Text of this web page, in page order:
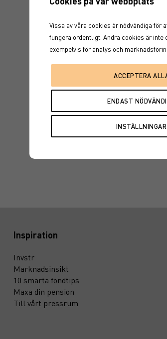
Inspiration
Invstr
Marknadsinsikt
10 smarta fondtips
Maxa din pension
Till vårt pressrum
Vissa av våra cookies är nödvändiga för
fungera ordentligt. Andra cookies är inte
exempelvis för analys och